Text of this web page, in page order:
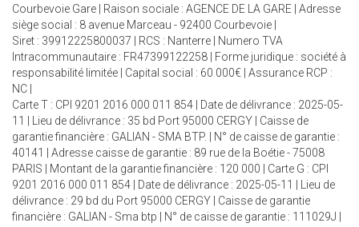
Courbevoie Gare | Raison sociale : AGENCE DE LA GARE | Adresse
siège social : 8 avenue Marceau - 92400 Courbevoie |
Siret : 39912225800037 | RCS : Nanterre | Numero TVA
Intracommunautaire : FR47399122258 | Forme juridique : société à
responsabilité limitée | Capital social : 60 000€ | Assurance RCP :
NC |
Carte T : CPI 9201 2016 000 011 854 | Date de délivrance : 2025-05-
11 | Lieu de délivrance : 35 bd Port 95000 CERGY | Caisse de
garantie financière : GALIAN - SMA BTP. | N° de caisse de garantie :
40141 | Adresse caisse de garantie : 89 rue de la Boétie - 75008
PARIS | Montant de la garantie financière : 120 000 | Carte G : CPI
9201 2016 000 011 854 | Date de délivrance : 2025-05-11 | Lieu de
délivrance : 29 bd du Port 95000 CERGY | Caisse de garantie
financière : GALIAN - Sma btp | N° de caisse de garantie : 111029J |